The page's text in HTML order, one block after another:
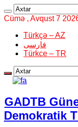
Cümə , Avqust 7
Türkçə – AZ
فارسی
Türkce – TR
GADTB
Demokratik